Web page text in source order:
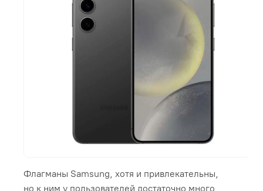
Флагманы Samsung, хотя и привлекательны,
но к ним у пользователей достаточно много